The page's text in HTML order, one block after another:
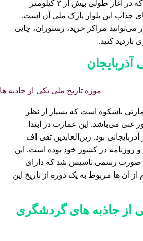
قدمتی ۱۱۰ ساله دارد که در آغاز طولی بیش از ۳ کیلومتر
جذاب این بلوار پارک ملی آن است.
می‌توانید مراکز خرید، رستوران، چایی
بازدید کنید.
آذربایجان
باشکوه است که بسیار از نظر
غنی می‌باشد. این عمارت در ابتدا
آذربایجانی بود. زین‌العابدین تقی اف
در کشور خود بوده است. این
در سال ۱۹۲۰ به صورت رسمی تاسیس شد که دارای
آن ها مربوط به یک دوره از تاریخ این
از جاذبه ‌های گردشگری